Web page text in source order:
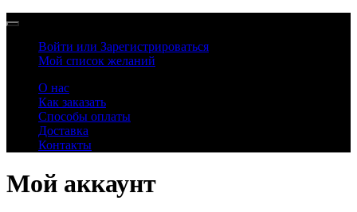
Войти или Зарегистрироваться
Мой список желаний
О нас
Как заказать
Способы оплаты
Доставка
Контакты
Мой аккаунт